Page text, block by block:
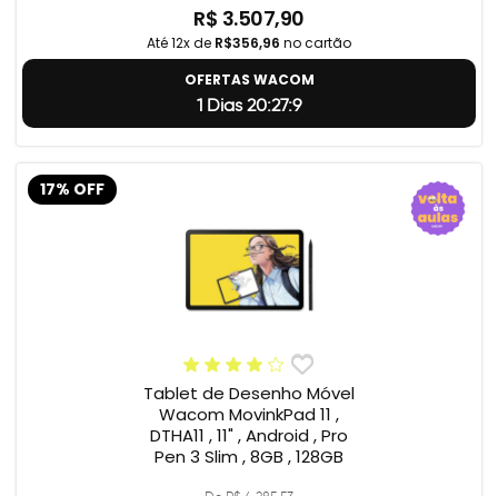
R$ 3.507,90
Até 12x de R$356,96 no cartão
OFERTAS WACOM
1 Dias 20:27:8
17% OFF
Tablet de Desenho Móvel
Wacom MovinkPad 11 ,
DTHA11 , 11" , Android , Pro
Pen 3 Slim , 8GB , 128GB